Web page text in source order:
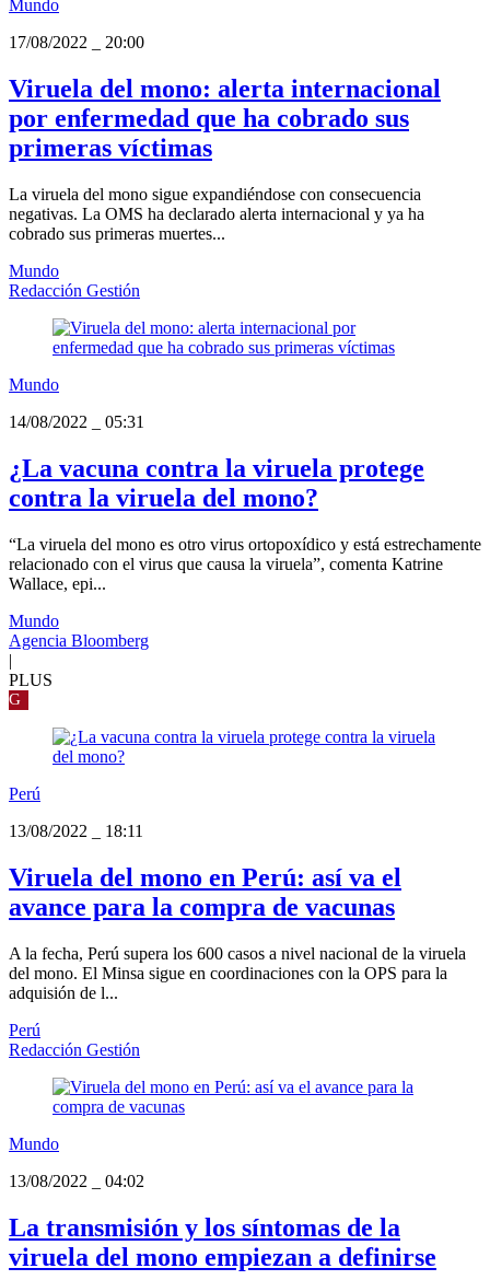
Mundo
17/08/2022
20:00
Viruela del mono: alerta internacional
por enfermedad que ha cobrado sus
primeras víctimas
La viruela del mono sigue expandiéndose con consecuencia
negativas. La OMS ha declarado alerta internacional y ya ha
cobrado sus primeras muertes...
Mundo
Redacción Gestión
Mundo
14/08/2022
05:31
¿La vacuna contra la viruela protege
contra la viruela del mono?
“La viruela del mono es otro virus ortopoxídico y está estrechamente
relacionado con el virus que causa la viruela”, comenta Katrine
Wallace, epi...
Mundo
Agencia Bloomberg
|
PLUS
G
Perú
13/08/2022
18:11
Viruela del mono en Perú: así va el
avance para la compra de vacunas
A la fecha, Perú supera los 600 casos a nivel nacional de la viruela
del mono. El Minsa sigue en coordinaciones con la OPS para la
adquisión de l...
Perú
Redacción Gestión
Mundo
13/08/2022
04:02
La transmisión y los síntomas de la
viruela del mono empiezan a definirse